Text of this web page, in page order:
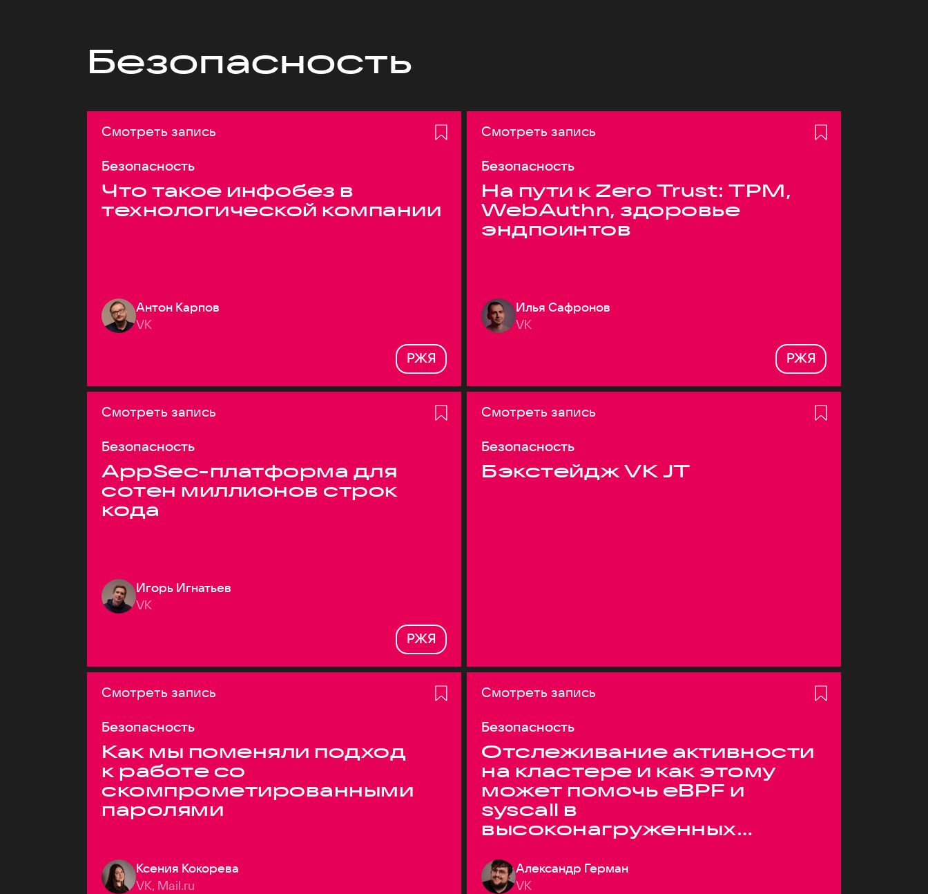
Безопасность
Смотреть запись
Безопасность
Что такое инфобез в
технологической компании
Антон Карпов
VK
РЖЯ
Смотреть запись
Безопасность
На пути к Zero Trust: TPM,
WebAuthn, здоровье
эндпоинтов
Илья Сафронов
VK
РЖЯ
Смотреть запись
Безопасность
AppSec-платформа для
сотен миллионов строк
кода
Игорь Игнатьев
VK
РЖЯ
Смотреть запись
Безопасность
Бэкстейдж VK JT
Смотреть запись
Безопасность
Как мы поменяли подход
к работе со
скомпрометированными
паролями
Ксения Кокорева
VK, Mail.ru
Смотреть запись
Безопасность
Отслеживание активности
на кластере и как этому
может помочь eBPF и
syscall в
высоконагруженных
Александр Герман
VK